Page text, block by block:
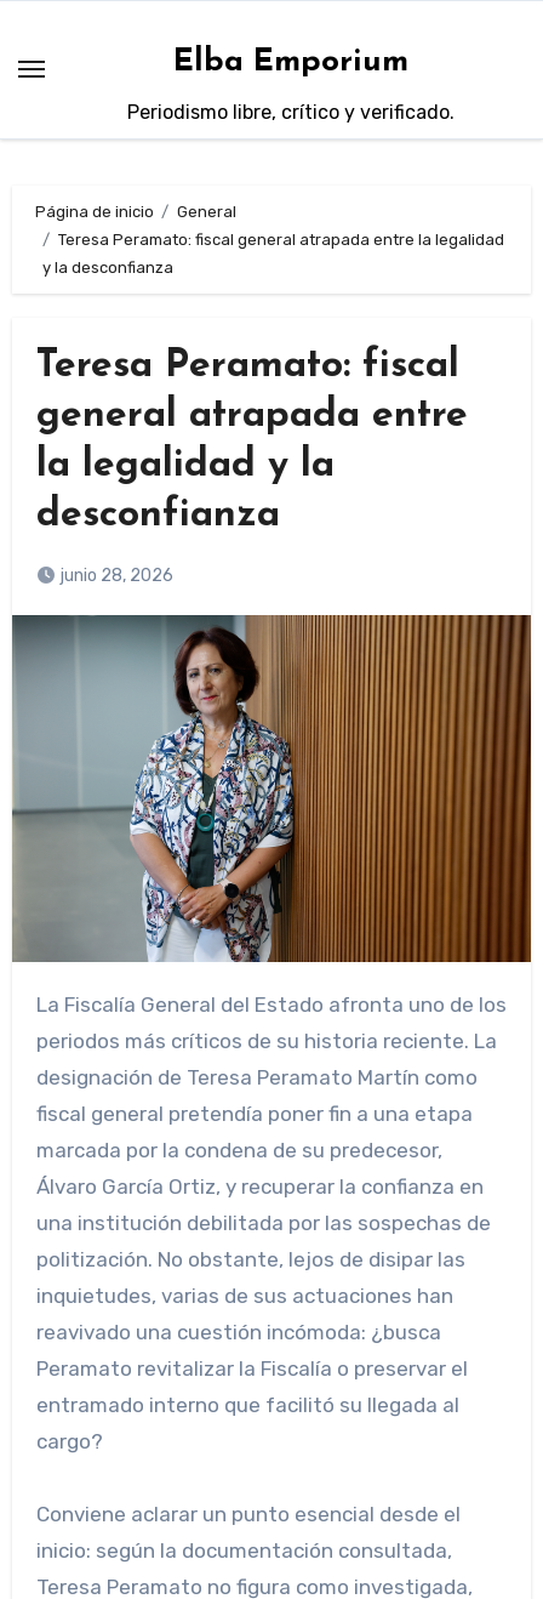
contenido
Elba Emporium
Periodismo libre, crítico y verificado.
Página de inicio
General
Teresa Peramato: fiscal general atrapada entre la legalidad
y la desconfianza
Teresa Peramato: fiscal
general atrapada entre
la legalidad y la
desconfianza
junio 28, 2026
La Fiscalía General del Estado afronta uno de los
periodos más críticos de su historia reciente. La
designación de Teresa Peramato Martín como
fiscal general pretendía poner fin a una etapa
marcada por la condena de su predecesor,
Álvaro García Ortiz, y recuperar la confianza en
una institución debilitada por las sospechas de
politización. No obstante, lejos de disipar las
inquietudes, varias de sus actuaciones han
reavivado una cuestión incómoda: ¿busca
Peramato revitalizar la Fiscalía o preservar el
entramado interno que facilitó su llegada al
cargo?
Conviene aclarar un punto esencial desde el
inicio: según la documentación consultada,
Teresa Peramato no figura como investigada,